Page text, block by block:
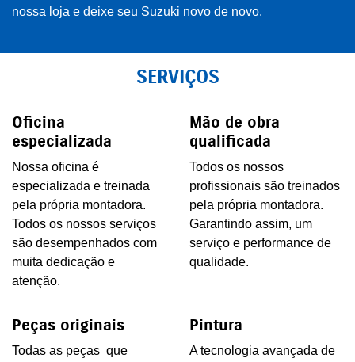
nossa loja e deixe seu Suzuki novo de novo.
SERVIÇOS
Oficina
especializada
Nossa oficina é
especializada e treinada
pela própria montadora.
Todos os nossos serviços
são desempenhados com
muita dedicação e
atenção.
Mão de obra
qualificada
Todos os nossos
profissionais são treinados
pela própria montadora.
Garantindo assim, um
serviço e performance de
qualidade.
Peças originais
Todas as peças que
Pintura
A tecnologia avançada de